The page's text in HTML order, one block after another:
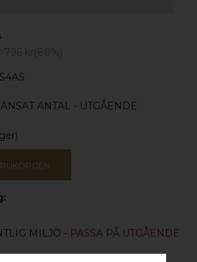
ANTAL - UTGÅENDE
MILJÖ - PASSA PÅ UTGÅENDE